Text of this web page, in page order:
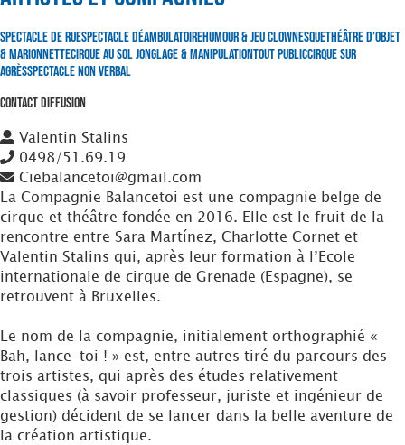
Spectacle de RueSpectacle DéambulatoireHumour & Jeu clownesqueThéâtre d’Objet
& MarionnetteCirque au SolJonglage & ManipulationTout PublicCirque sur
AgrèsSpectacle non verbal
Contact Diffusion
Valentin Stalins
0498/51.69.19
Ciebalancetoi@gmail.com
La Compagnie Balancetoi est une compagnie belge de
cirque et théâtre fondée en 2016. Elle est le fruit de la
rencontre entre Sara Martínez, Charlotte Cornet et
Valentin Stalins qui, après leur formation à l’Ecole
internationale de cirque de Grenade (Espagne), se
retrouvent à Bruxelles.
Le nom de la compagnie, initialement orthographié «
Bah, lance-toi ! » est, entre autres tiré du parcours des
trois artistes, qui après des études relativement
classiques (à savoir professeur, juriste et ingénieur de
gestion) décident de se lancer dans la belle aventure de
la création artistique.